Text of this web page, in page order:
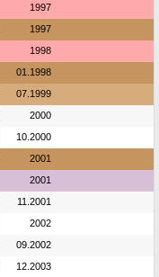
1997
1997
1998
01.1998
07.1999
2000
10.2000
2001
2001
11.2001
2002
09.2002
12.2003